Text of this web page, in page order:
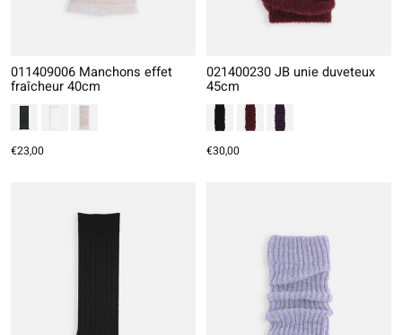
011409006 Manchons effet
fraîcheur 40cm
€23,00
021400230 JB unie duveteux
45cm
€30,00